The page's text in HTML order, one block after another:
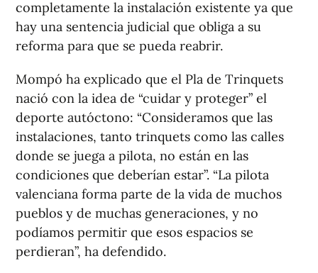
completamente la instalación existente ya que
hay una sentencia judicial que obliga a su
reforma para que se pueda reabrir.
Mompó ha explicado que el Pla de Trinquets
nació con la idea de “cuidar y proteger” el
deporte autóctono: “Consideramos que las
instalaciones, tanto trinquets como las calles
donde se juega a pilota, no están en las
condiciones que deberían estar”. “La pilota
valenciana forma parte de la vida de muchos
pueblos y de muchas generaciones, y no
podíamos permitir que esos espacios se
perdieran”, ha defendido.